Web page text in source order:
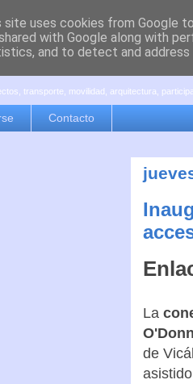
transporte, movilidad, arquitectura,
Contacto
La
de
site uses cookies from Google
with Google along with
and to detect and address